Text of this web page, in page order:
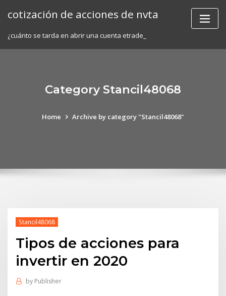
cotización de acciones de nvta
¿cuánto se tarda en abrir una cuenta etrade_
Category Stancil48068
Home Archive by category "Stancil48068"
Stancil48068
Tipos de acciones para
invertir en 2020
by Publisher